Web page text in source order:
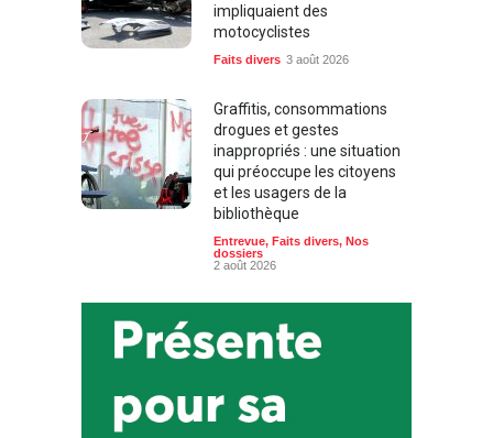
impliquaient des
motocyclistes
Faits divers 3 août 2026
Graffitis, consommations
drogues et gestes
inappropriés : une situation
qui préoccupe les citoyens
et les usagers de la
bibliothèque
Entrevue, Faits divers, Nos
dossiers
2 août 2026